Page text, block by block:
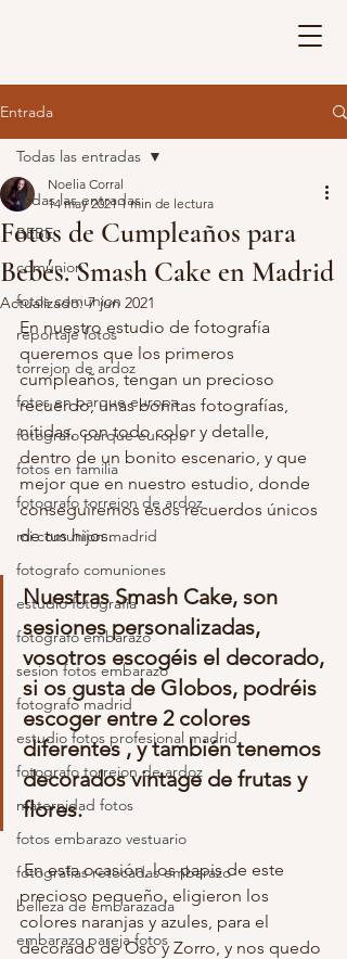
Entrada
Todas las entradas
BEBE
comunion
fotos comunion
reportaje fotos
torrejon de ardoz
fotos en parque europa
fotografo parque europa
fotos en familia
fotografo torrejon de ardoz
mi comunion madrid
fotografo comuniones
estudio fotografia
fotografo embarazo
sesion fotos embarazo
fotografo madrid
estudio fotos profesional madrid
fotografo torrejon de ardoz
maternidad fotos
fotos embarazo vestuario
fotografias retocadas embarazo
belleza de embarazada
embarazo pareja fotos
Todas las entradas
Fotos de Cumpleaños para
Bebés. Smash Cake en Madrid
Noelia Corral
14 may 2021 1 min de lectura
Actualizado:7 jun 2021
En nuestro estudio de fotografía
queremos que los primeros
cumpleaños, tengan un precioso
recuerdo, unas bonitas fotografías,
nítidas, con todo color y detalle,
dentro de un bonito escenario, y que
mejor que en nuestro estudio, donde
conseguiremos esos recuerdos únicos
de tus hijos.
Nuestras Smash Cake, son
sesiones personalizadas,
vosotros escogéis el decorado,
si os gusta de Globos, podréis
escoger entre 2 colores
diferentes , y también tenemos
decorados vintage de frutas y
flores.
En esta ocasión, los papis de este
precioso pequeño, eligieron los
colores naranjas y azules, para el
decorado de Oso y Zorro, y nos quedo